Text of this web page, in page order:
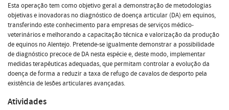
Esta operação tem como objetivo geral a demonstração de metodologias
objetivas e inovadoras no diagnóstico de doença articular (DA) em equinos,
transferindo este conhecimento para empresas de serviços médico-
veterinários e melhorando a capacitação técnica e valorização da produção
de equinos no Alentejo. Pretende-se igualmente demonstrar a possibilidade
de diagnóstico precoce de DA nesta espécie e, deste modo, implementar
medidas terapêuticas adequadas, que permitam controlar a evolução da
doença de forma a reduzir a taxa de refugo de cavalos de desporto pela
existência de lesões articulares avançadas.
Atividades